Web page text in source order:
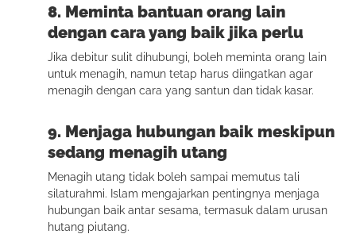
8. Meminta bantuan orang lain
dengan cara yang baik jika perlu
Jika debitur sulit dihubungi, boleh meminta orang lain
untuk menagih, namun tetap harus diingatkan agar
menagih dengan cara yang santun dan tidak kasar.
9. Menjaga hubungan baik meskipun
sedang menagih utang
Menagih utang tidak boleh sampai memutus tali
silaturahmi. Islam mengajarkan pentingnya menjaga
hubungan baik antar sesama, termasuk dalam urusan
hutang piutang.